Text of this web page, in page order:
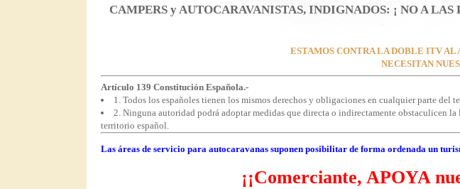
CAMPERS y AUTOCARAVANISTAS, INDIGNADOS: ¡ NO A
ESTAMOS CONTRA LA DOBLE ITV AL
NECESITAN
Artículo 139 Constitución Española.-
1. Todos los españoles tienen los mismos derechos y obligaciones en cualquier parte del
2. Ninguna autoridad podrá adoptar medidas que directa o indirectamente obstaculicen
territorio español.
Las áreas de servicio para autocaravanas suponen posibilitar de forma ordenada un
¡¡Comerciante, APOYA